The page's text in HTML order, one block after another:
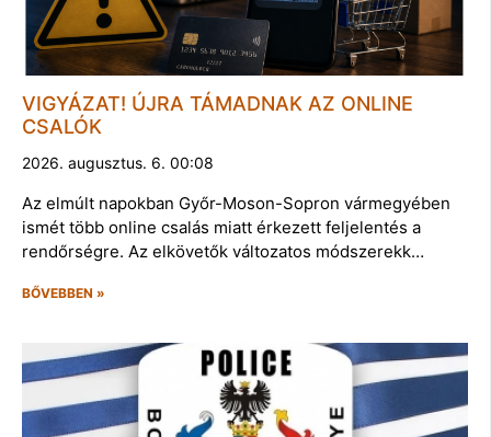
VIGYÁZAT! ÚJRA TÁMADNAK AZ ONLINE
CSALÓK
2026. augusztus. 6. 00:08
Az elmúlt napokban Győr-Moson-Sopron vármegyében
ismét több online csalás miatt érkezett feljelentés a
rendőrségre. Az elkövetők változatos módszerekk…
BŐVEBBEN »